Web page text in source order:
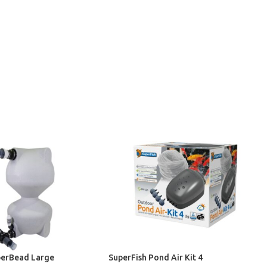
Large SuperFish Pond Air Kit 4